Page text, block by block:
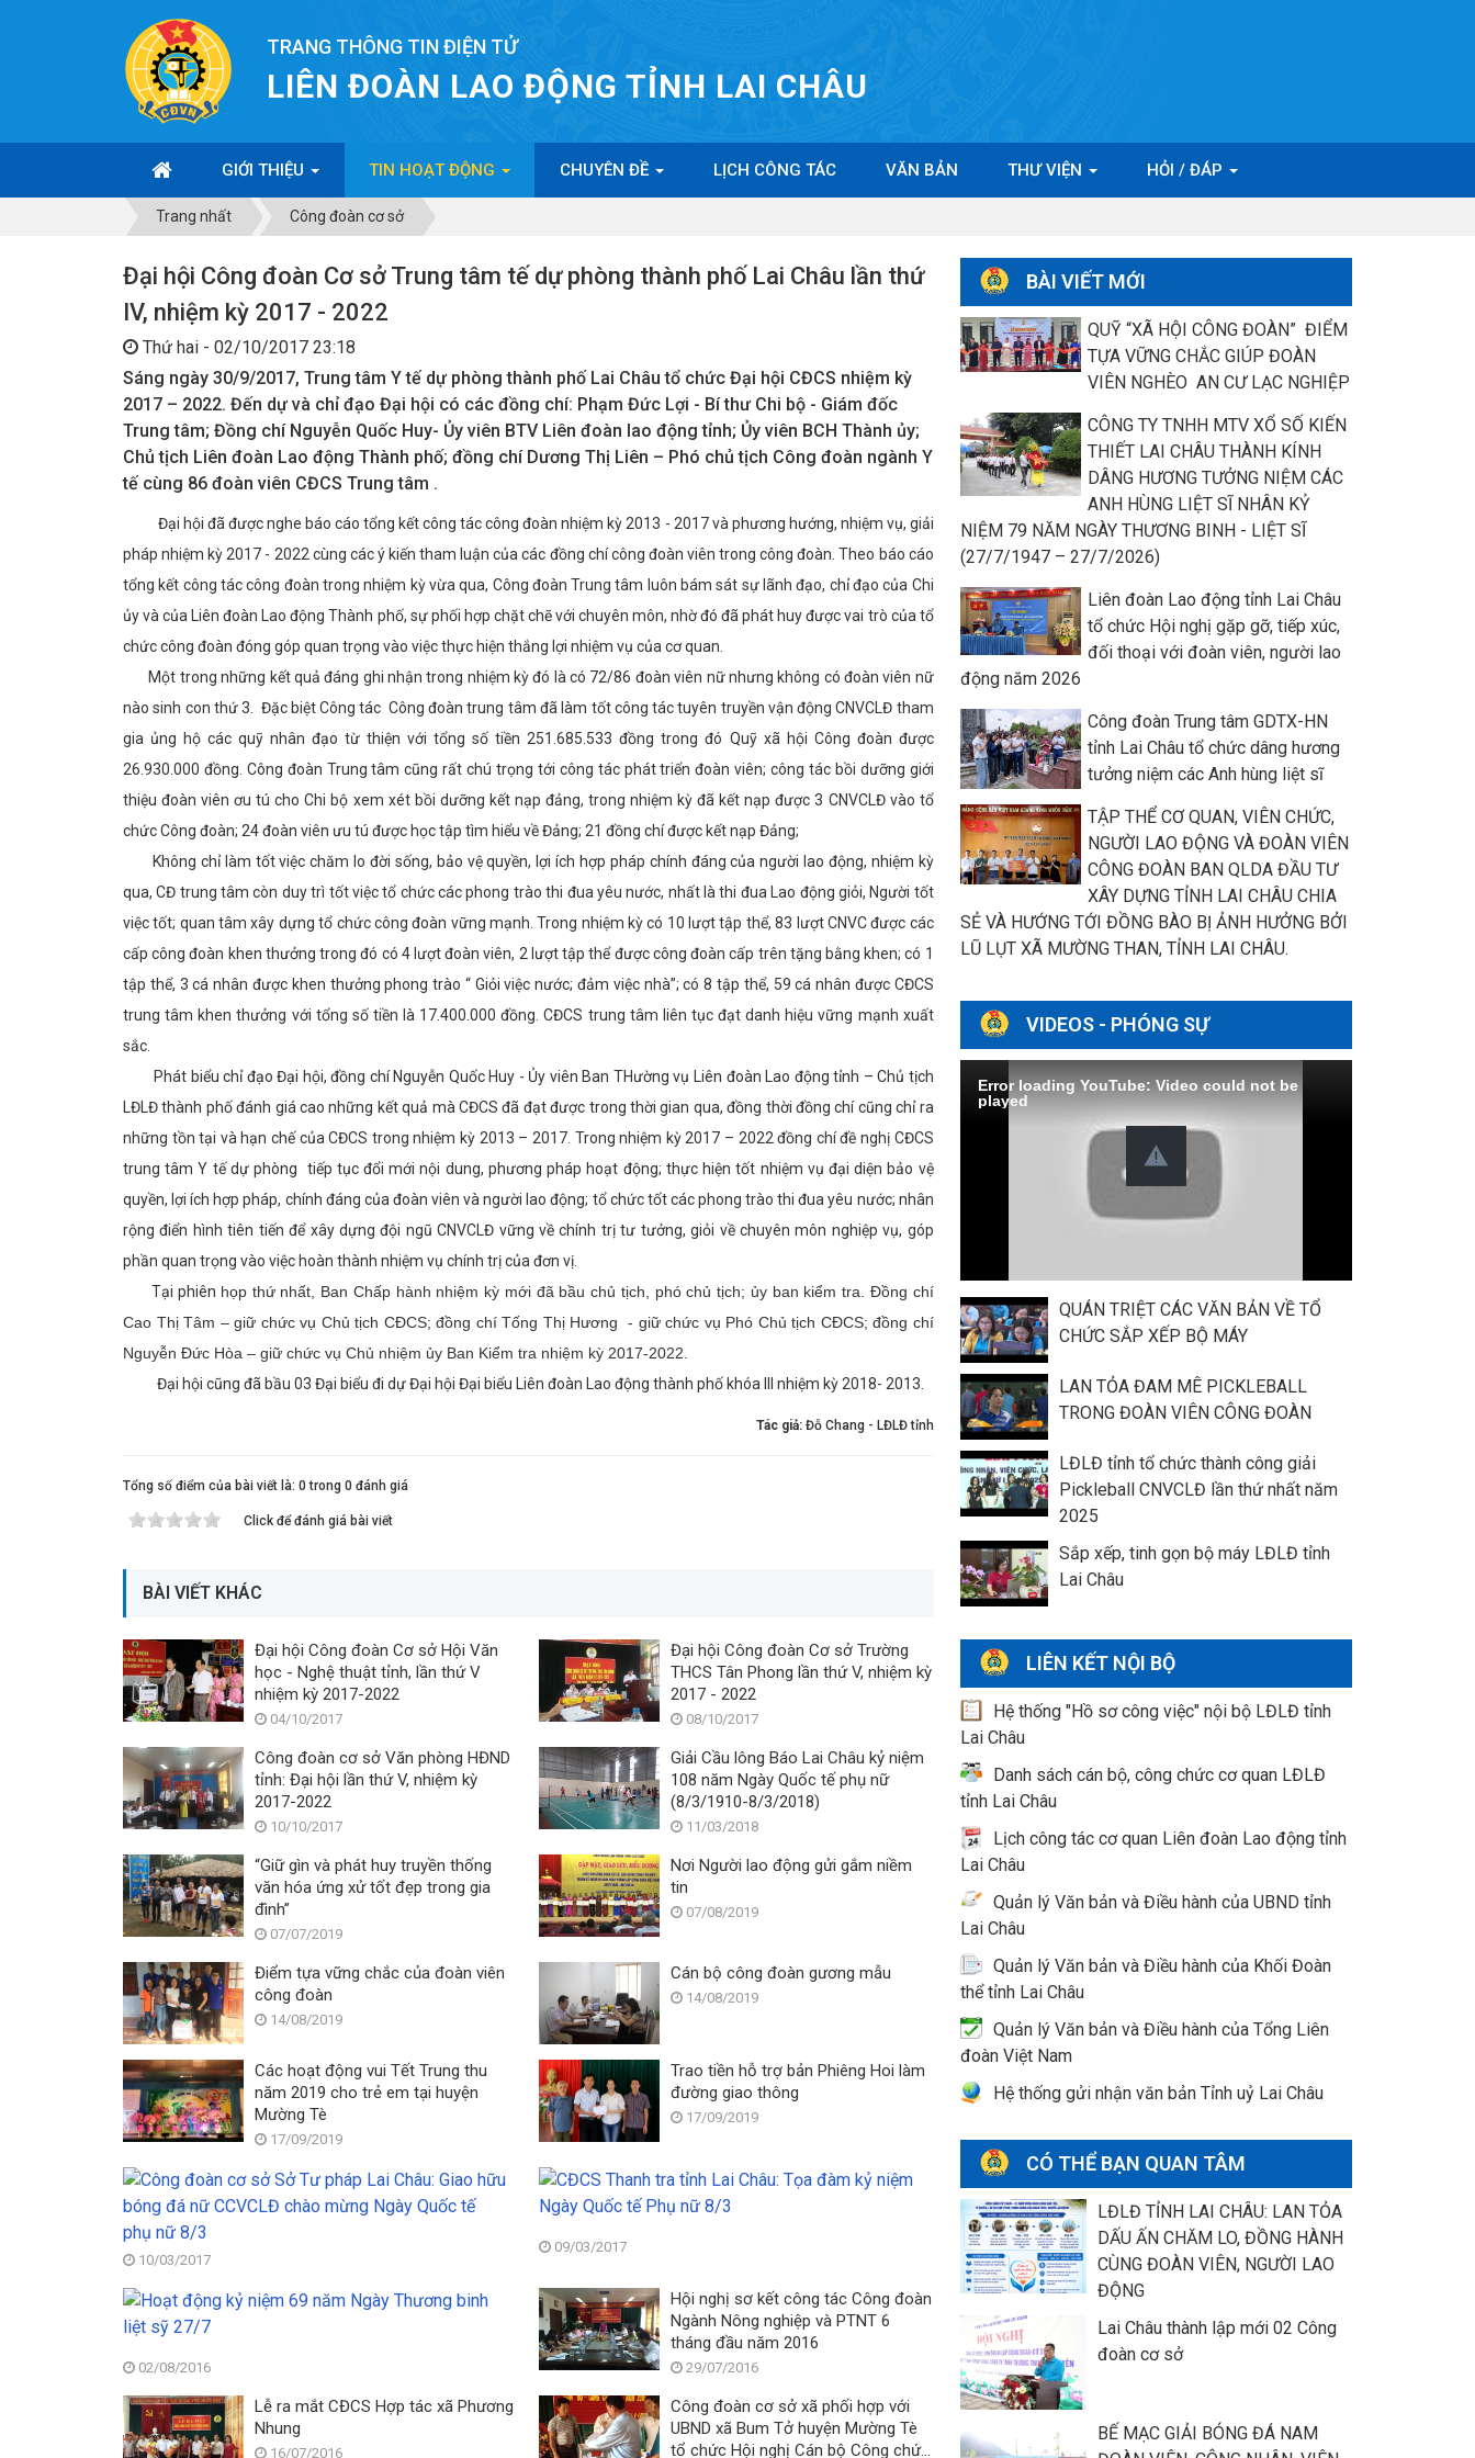
TRANG THÔNG TIN ĐIỆN TỬ
LIÊN ĐOÀN LAO ĐỘNG TỈNH LAI CHÂU
GIỚI THIỆU TIN HOẠT ĐỘNG CHUYÊN ĐỀ LỊCH CÔNG TÁC VĂN BẢN THƯ VIỆN HỎI / ĐÁP
Trang nhất Công đoàn cơ sở
Đại hội Công đoàn Cơ sở Trung tâm tế dự phòng thành phố Lai Châu lần thứ
IV, nhiệm kỳ 2017 - 2022
Thứ hai - 02/10/2017 23:18
Sáng ngày 30/9/2017, Trung tâm Y tế dự phòng thành phố Lai Châu tổ chức Đại hội CĐCS nhiệm kỳ
2017 – 2022. Đến dự và chỉ đạo Đại hội có các đồng chí: Phạm Đức Lợi - Bí thư Chi bộ - Giám đốc
Trung tâm; Đồng chí Nguyễn Quốc Huy- Ủy viên BTV Liên đoàn lao động tỉnh; Ủy viên BCH Thành ủy;
Chủ tịch Liên đoàn Lao động Thành phố; đồng chí Dương Thị Liên – Phó chủ tịch Công đoàn ngành Y
tế cùng 86 đoàn viên CĐCS Trung tâm .
Đại hội đã được nghe báo cáo tổng kết công tác công đoàn nhiệm kỳ 2013 - 2017 và phương hướng, nhiệm vụ, giải
pháp nhiệm kỳ 2017 - 2022 cùng các ý kiến tham luận của các đồng chí công đoàn viên trong công đoàn. Theo báo cáo
tổng kết công tác công đoàn trong nhiệm kỳ vừa qua, Công đoàn Trung tâm luôn bám sát sự lãnh đạo, chỉ đạo của Chi
ủy và của Liên đoàn Lao động Thành phố, sự phối hợp chặt chẽ với chuyên môn, nhờ đó đã phát huy được vai trò của tổ
chức công đoàn đóng góp quan trọng vào việc thực hiện thắng lợi nhiệm vụ của cơ quan.
Một trong những kết quả đáng ghi nhận trong nhiệm kỳ đó là có 72/86 đoàn viên nữ nhưng không có đoàn viên nữ
nào sinh con thứ 3. Đặc biệt Công tác Công đoàn trung tâm đã làm tốt công tác tuyên truyền vận động CNVCLĐ tham
gia ủng hộ các quỹ nhân đạo từ thiện với tổng số tiền 251.685.533 đồng trong đó Quỹ xã hội Công đoàn được
26.930.000 đồng. Công đoàn Trung tâm cũng rất chú trọng tới công tác phát triển đoàn viên; công tác bồi dưỡng giới
thiệu đoàn viên ơu tú cho Chi bộ xem xét bồi dưỡng kết nạp đảng, trong nhiệm kỳ đã kết nạp được 3 CNVCLĐ vào tổ
chức Công đoàn; 24 đoàn viên ưu tú được học tập tìm hiểu về Đảng; 21 đồng chí được kết nạp Đảng;
Không chỉ làm tốt việc chăm lo đời sống, bảo vệ quyền, lợi ích hợp pháp chính đáng của người lao động, nhiệm kỳ
qua, CĐ trung tâm còn duy trì tốt việc tổ chức các phong trào thi đua yêu nước, nhất là thi đua Lao động giỏi, Người tốt
việc tốt; quan tâm xây dựng tổ chức công đoàn vững mạnh. Trong nhiệm kỳ có 10 lượt tập thể, 83 lượt CNVC được các
cấp công đoàn khen thưởng trong đó có 4 lượt đoàn viên, 2 lượt tập thể được công đoàn cấp trên tặng bằng khen; có 1
tập thể, 3 cá nhân được khen thưởng phong trào “ Giỏi việc nước; đảm việc nhà”; có 8 tập thể, 59 cá nhân được CĐCS
trung tâm khen thưởng với tổng số tiền là 17.400.000 đồng. CĐCS trung tâm liên tục đạt danh hiệu vững mạnh xuất
sắc.
Phát biểu chỉ đạo Đại hội, đồng chí Nguyễn Quốc Huy - Ủy viên Ban THường vụ Liên đoàn Lao động tỉnh – Chủ tịch
LĐLĐ thành phố đánh giá cao những kết quả mà CĐCS đã đạt được trong thời gian qua, đồng thời đồng chí cũng chỉ ra
những tồn tại và hạn chế của CĐCS trong nhiệm kỳ 2013 – 2017. Trong nhiệm kỳ 2017 – 2022 đồng chí đề nghị CĐCS
trung tâm Y tế dự phòng tiếp tục đổi mới nội dung, phương pháp hoạt động; thực hiện tốt nhiệm vụ đại diện bảo vệ
quyền, lợi ích hợp pháp, chính đáng của đoàn viên và người lao động; tổ chức tốt các phong trào thi đua yêu nước; nhân
rộng điển hình tiên tiến để xây dựng đội ngũ CNVCLĐ vững về chính trị tư tưởng, giỏi về chuyên môn nghiệp vụ, góp
phần quan trọng vào việc hoàn thành nhiệm vụ chính trị của đơn vị.
Tại phiên họp thứ nhất, Ban Chấp hành nhiệm kỳ mới đã bầu chủ tịch, phó chủ tịch; ủy ban kiểm tra. Đồng chí
Cao Thị Tâm – giữ chức vụ Chủ tịch CĐCS; đồng chí Tống Thị Hương - giữ chức vụ Phó Chủ tịch CĐCS; đồng chí
Nguyễn Đức Hòa – giữ chức vụ Chủ nhiệm ủy Ban Kiểm tra nhiệm kỳ 2017-2022.
Đại hội cũng đã bầu 03 Đại biểu đi dự Đại hội Đại biểu Liên đoàn Lao động thành phố khóa III nhiệm kỳ 2018- 2013.
Tác giả: Đỗ Chang - LĐLĐ tỉnh
Tổng số điểm của bài viết là: 0 trong 0 đánh giá
Click để đánh giá bài viết
BÀI VIẾT KHÁC
Đại hội Công đoàn Cơ sở Hội Văn
học - Nghệ thuật tỉnh, lần thứ V
nhiệm kỳ 2017-2022
04/10/2017
Đại hội Công đoàn Cơ sở Trường
THCS Tân Phong lần thứ V, nhiệm kỳ
2017 - 2022
08/10/2017
Công đoàn cơ sở Văn phòng HĐND
tỉnh: Đại hội lần thứ V, nhiệm kỳ
2017-2022
10/10/2017
Giải Cầu lông Báo Lai Châu kỷ niệm
108 năm Ngày Quốc tế phụ nữ
(8/3/1910-8/3/2018)
11/03/2018
“Giữ gìn và phát huy truyền thống
văn hóa ứng xử tốt đẹp trong gia
đình”
07/07/2019
Nơi Người lao động gửi gắm niềm
tin
07/08/2019
Điểm tựa vững chắc của đoàn viên
công đoàn
14/08/2019
Cán bộ công đoàn gương mẫu
14/08/2019
Các hoạt động vui Tết Trung thu
năm 2019 cho trẻ em tại huyện
Mường Tè
17/09/2019
Trao tiền hỗ trợ bản Phiêng Hoi làm
đường giao thông
17/09/2019
Công
đoàn
pháp
Châu:
Giao
hữu
bóng
10/03/2017
Thanh
Châu:
niệm
Ngày
09/03/2017
Hoạt
động
niệm
Ngày
Thương
02/08/2016
Hội nghị sơ kết công tác Công đoàn
Ngành Nông nghiệp và PTNT 6
tháng đầu năm 2016
29/07/2016
Lễ ra mắt CĐCS Hợp tác xã Phương
Nhung
16/07/2016
Công đoàn cơ sở xã phối hợp với
UBND xã Bum Tở huyện Mường Tè
tổ chức Hội nghị Cán bộ Công chức
BÀI VIẾT MỚI
QUỸ “XÃ HỘI CÔNG ĐOÀN” ĐIỂM
TỰA VỮNG CHẮC GIÚP ĐOÀN
VIÊN NGHÈO AN CƯ LẠC NGHIỆP
CÔNG TY TNHH MTV XỔ SỐ KIẾN
THIẾT LAI CHÂU THÀNH KÍNH
DÂNG HƯƠNG TƯỞNG NIỆM CÁC
ANH HÙNG LIỆT SĨ NHÂN KỶ
NIỆM 79 NĂM NGÀY THƯƠNG BINH - LIỆT SĨ
(27/7/1947 – 27/7/2026)
Liên đoàn Lao động tỉnh Lai Châu
tổ chức Hội nghị gặp gỡ, tiếp xúc,
đối thoại với đoàn viên, người lao
động năm 2026
Công đoàn Trung tâm GDTX-HN
tỉnh Lai Châu tổ chức dâng hương
tưởng niệm các Anh hùng liệt sĩ
TẬP THỂ CƠ QUAN, VIÊN CHỨC,
NGƯỜI LAO ĐỘNG VÀ ĐOÀN VIÊN
CÔNG ĐOÀN BAN QLDA ĐẦU TƯ
XÂY DỰNG TỈNH LAI CHÂU CHIA
SẺ VÀ HƯỚNG TỚI ĐỒNG BÀO BỊ ẢNH HƯỞNG BỞI
LŨ LỤT XÃ MƯỜNG THAN, TỈNH LAI CHÂU.
VIDEOS - PHÓNG SỰ
Error loading YouTube: Video could not be
played
QUÁN TRIỆT CÁC VĂN BẢN VỀ TỔ
CHỨC SẮP XẾP BỘ MÁY
LAN TỎA ĐAM MÊ PICKLEBALL
TRONG ĐOÀN VIÊN CÔNG ĐOÀN
LĐLĐ tỉnh tổ chức thành công giải
Pickleball CNVCLĐ lần thứ nhất năm
2025
Sắp xếp, tinh gọn bộ máy LĐLĐ tỉnh
Lai Châu
LIÊN KẾT NỘI BỘ
Hệ thống "Hồ sơ công việc" nội bộ LĐLĐ tỉnh
Lai Châu
Danh sách cán bộ, công chức cơ quan LĐLĐ
tỉnh Lai Châu
Lịch công tác cơ quan Liên đoàn Lao động tỉnh
Lai Châu
Quản lý Văn bản và Điều hành của UBND tỉnh
Lai Châu
Quản lý Văn bản và Điều hành của Khối Đoàn
thể tỉnh Lai Châu
Quản lý Văn bản và Điều hành của Tổng Liên
đoàn Việt Nam
Hệ thống gửi nhận văn bản Tỉnh uỷ Lai Châu
CÓ THỂ BẠN QUAN TÂM
LĐLĐ TỈNH LAI CHÂU: LAN TỎA
DẤU ẤN CHĂM LO, ĐỒNG HÀNH
CÙNG ĐOÀN VIÊN, NGƯỜI LAO
ĐỘNG
Lai Châu thành lập mới 02 Công
đoàn cơ sở
BẾ MẠC GIẢI BÓNG ĐÁ NAM